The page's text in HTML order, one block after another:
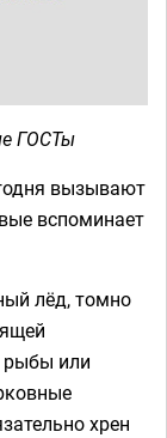
ГОСТы
вызывают
вспоминает
лёд, томно
рыбы или
хрен